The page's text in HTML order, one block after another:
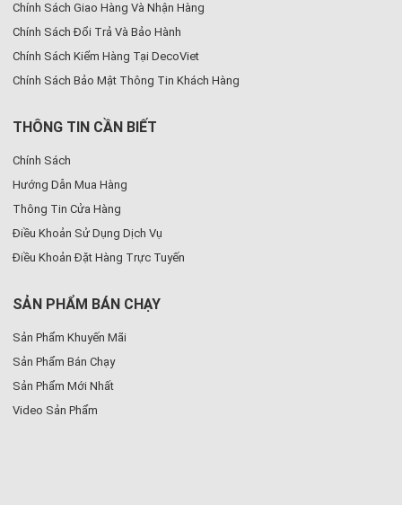
Chính Sách Giao Hàng Và Nhận Hàng
Chính Sách Đổi Trả Và Bảo Hành
Chính Sách Kiểm Hàng Tại DecoViet
Chính Sách Bảo Mật Thông Tin Khách Hàng
THÔNG TIN CẦN BIẾT
Chính Sách
Hướng Dẫn Mua Hàng
Thông Tin Cửa Hàng
Điều Khoản Sử Dụng Dịch Vụ
Điều Khoản Đặt Hàng Trực Tuyến
SẢN PHẨM BÁN CHẠY
Sản Phẩm Khuyến Mãi
Sản Phẩm Bán Chạy
Sản Phẩm Mới Nhất
Video Sản Phẩm